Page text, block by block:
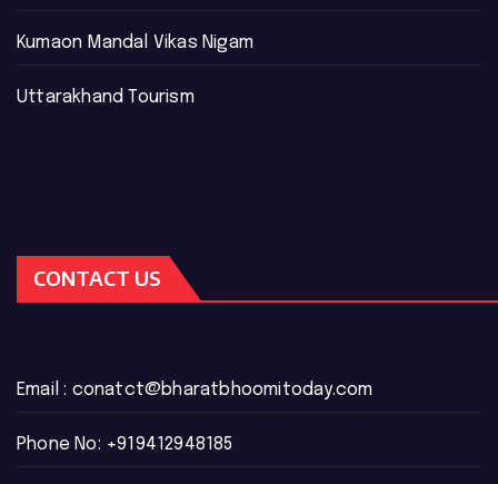
Kumaon Mandal Vikas Nigam
Uttarakhand Tourism
CONTACT US
Email : conatct@bharatbhoomitoday.com
Phone No: +919412948185